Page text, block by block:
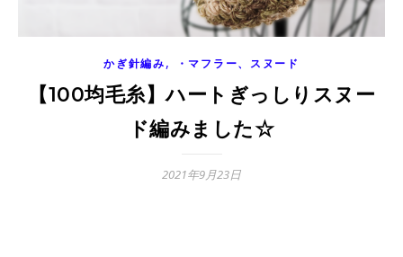
かぎ針編み, ・マフラー、スヌード
【100均毛糸】ハートぎっしりスヌー
ド編みました☆
2021年9月23日